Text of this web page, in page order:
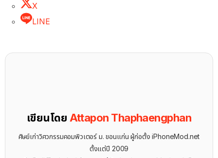
X
LINE
เขียนโดย Attapon Thaphaengphan
ศิษย์เก่าวิศวกรรมคอมพิวเตอร์ ม. ขอนแก่น ผู้ก่อตั้ง iPhoneMod.net
ตั้งแต่ปี 2009